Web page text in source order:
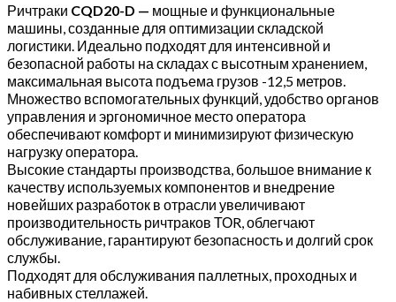
и
быстрым
подъемом
Ричтраки CQD20-D — мощные и функциональные
машины, созданные для оптимизации складской
логистики. Идеально подходят для интенсивной и
безопасной работы на складах с высотным хранением,
максимальная высота подъема грузов -12,5 метров.
Множество вспомогательных функций, удобство органов
управления и эргономичное место оператора
обеспечивают комфорт и минимизируют физическую
нагрузку оператора.
Высокие стандарты производства, большое внимание к
качеству используемых компонентов и внедрение
новейших разработок в отрасли увеличивают
производительность ричтраков ТОR, облегчают
обслуживание, гарантируют безопасность и долгий срок
службы.
Подходят для обслуживания паллетных, проходных и
набивных стеллажей.